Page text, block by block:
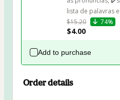
⁠lista de palavras
$15.20
74%
$4.00
Add to purchase
Order details